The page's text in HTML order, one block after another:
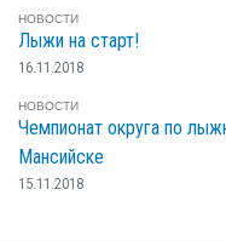
НОВОСТИ
Лыжи на старт!
16.11.2018
НОВОСТИ
Чемпионат округа по
Мансийске
15.11.2018